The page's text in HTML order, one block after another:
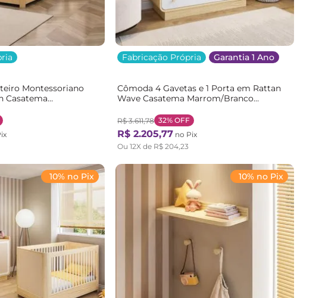
Montessoriano
Casatema
Fabricação Própria Garantia 1 Ano
Cômoda 4 Gavetas e 1 Porta em Rattan
Wave Casatema Marrom/Branco
R$ 3.611,78 32% OFF
R$ 2.205,77 no Pix
Ou12X de R$ 204,23
10% no Pix 10% no Pix